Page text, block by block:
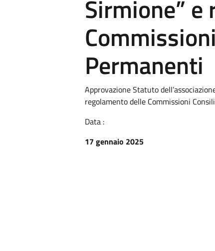
Sirmione”
Permanenti
Approvazione Statuto
regolamento delle Commissioni
Data :
17 gennaio 2025